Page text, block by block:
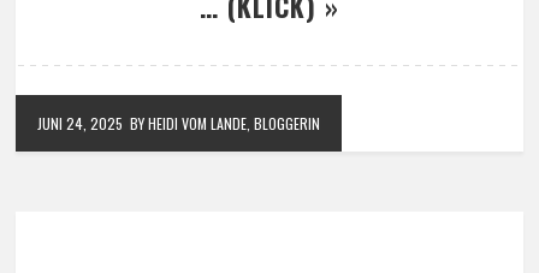
JUNI 24, 2025 BY HEIDI VOM LANDE, BLOGGERIN